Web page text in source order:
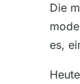
Die
es,